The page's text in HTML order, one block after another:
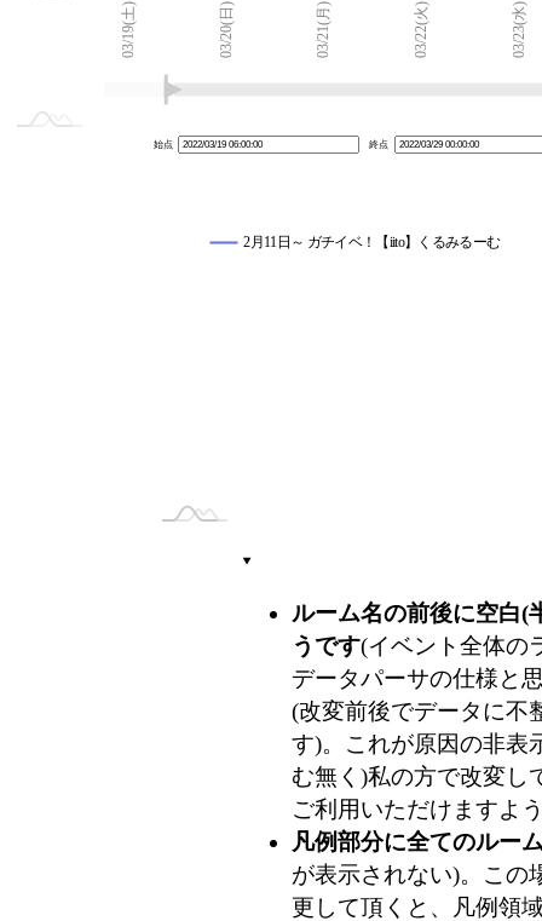
03/19(土) 03/20(日) 03/21(月) 03/22(火) 03/23(水)
始点 終点
2月11日～ ガチイベ！【iito】くるみるーむ
ルーム名の前後に空白(
うです(イベント全体の
データパーサの仕様と
(改変前後でデータに不
す)。これが原因の非表
む無く)私の方で改変し
ご利用いただけますよ
凡例部分に全てのルー
が表示されない)。この
更して頂くと、凡例領